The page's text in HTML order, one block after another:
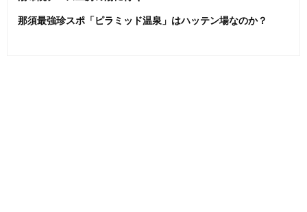
那須最強珍スポ「ピラミッド温泉」はハッテン場なのか？